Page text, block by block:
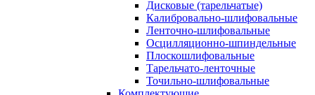
Дисковые (тарельчатые)
Калибровально-шлифовальные
Ленточно-шлифовальные
Осцилляционно-шпиндельные
Плоскошлифовальные
Тарельчато-ленточные
Точильно-шлифовальные